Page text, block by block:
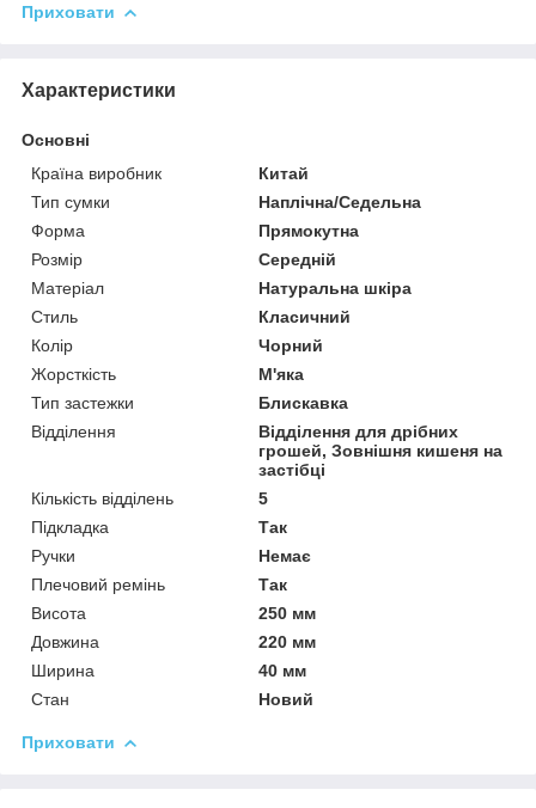
Приховати
Характеристики
Основні
Країна виробник
Китай
Тип сумки
Наплічна/Седельна
Форма
Прямокутна
Розмір
Середній
Матеріал
Натуральна шкіра
Стиль
Класичний
Колір
Чорний
Жорсткість
М'яка
Тип застежки
Блискавка
Відділення
Відділення для дрібних
грошей, Зовнішня кишеня на
застібці
Кількість відділень
5
Підкладка
Так
Ручки
Немає
Плечовий ремінь
Так
Висота
250 мм
Довжина
220 мм
Ширина
40 мм
Стан
Новий
Приховати